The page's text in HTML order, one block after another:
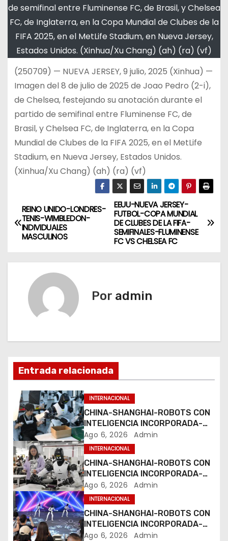
de semifinal entre Fluminense FC, de Brasil, y Chelsea
FC, de Inglaterra, en la Copa Mundial de Clubes de la
FIFA 2025, en el MetLife Stadium, en Nueva Jersey,
Estados Unidos. (Xinhua/Xu Chang) (ah) (ra) (vf)
(250709) — NUEVA JERSEY, 9 julio, 2025 (Xinhua) —
Imagen del 8 de julio de 2025 de Joao Pedro (2-i),
de Chelsea, festejando su anotación durante el
partido de semifinal entre Fluminense FC, de
Brasil, y Chelsea FC, de Inglaterra, en la Copa
Mundial de Clubes de la FIFA 2025, en el MetLife
Stadium, en Nueva Jersey, Estados Unidos.
(Xinhua/Xu Chang) (ah) (ra) (vf)
N
a
c
i
ó
n
d
e
e
n
t
r
EEUU-NUEVA JERSEY-
FUTBOL-COPA MUNDIAL
DE CLUBES DE LA FIFA-
SEMIFINALES-FLUMINENSE
FC VS CHELSEA FC
REINO UNIDO-LONDRES-
TENIS-WIMBLEDON-
INDIVIDUALES
MASCULINOS
Por admin
Entrada relacionada
INTERNACIONAL
CHINA-SHANGHAI-ROBOTS CON
INTELIGENCIA INCORPORADA-
ENTRENAMIENTO
Ago 6, 2026 Admin
INTERNACIONAL
CHINA-SHANGHAI-ROBOTS CON
INTELIGENCIA INCORPORADA-
ENTRENAMIENTO
Ago 6, 2026 Admin
INTERNACIONAL
CHINA-SHANGHAI-ROBOTS CON
INTELIGENCIA INCORPORADA-
ENTRENAMIENTO
Ago 6, 2026 Admin